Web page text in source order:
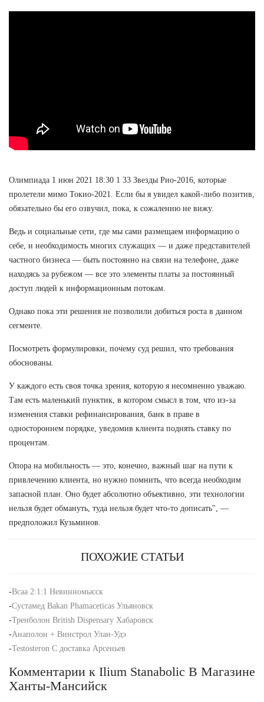
Олимпиада 1 июн 2021 18:30 1 33 Звезды Рио-2016, которые
пролетели мимо Токио-2021. Если бы я увидел какой-либо позитив,
обязательно бы его озвучил, пока, к сожалению не вижу.
Ведь и социальные сети, где мы сами размещаем информацию о
себе, и необходимость многих служащих — и даже представителей
частного бизнеса — быть постоянно на связи на телефоне, даже
находясь за рубежом — все это элементы платы за постоянный
доступ людей к информационным потокам.
Однако пока эти решения не позволили добиться роста в данном
сегменте.
Посмотреть формулировки, почему суд решил, что требования
обоснованы.
У каждого есть своя точка зрения, которую я несомненно уважаю.
Там есть маленький пунктик, в котором смысл в том, что из-за
изменения ставки рефинансирования, банк в праве в
одностороннем порядке, уведомив клиента поднять ставку по
процентам.
Опора на мобильность — это, конечно, важный шаг на пути к
привлечению клиента, но нужно помнить, что всегда необходим
запасной план. Оно будет абсолютно объективно, эти технологии
нельзя будет обмануть, туда нельзя будет что-то дописать", —
предположил Кузьминов.
ПОХОЖИЕ СТАТЬИ
-Всаа 2:1:1 Невинномысск
-Сустамед Bakan Phamaceticas Ульяновск
-Тренболон British Dispensary Хабаровск
-Анаполон + Винстрол Улан-Удэ
-Testosteron C доставка Арсеньев
Комментарии к Ilium Stanabolic В Магазине
Ханты-Мансийск